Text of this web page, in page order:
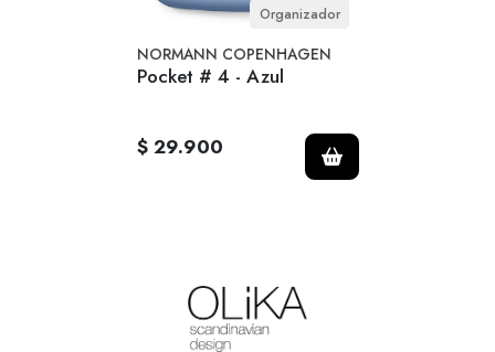
Organizador
NORMANN COPENHAGEN
Pocket # 4 - Azul
$ 29.900